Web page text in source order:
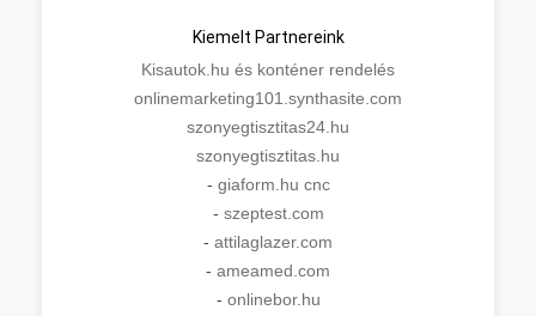
Kiemelt Partnereink
Kisautok.hu és konténer rendelés
onlinemarketing101.synthasite.com
szonyegtisztitas24.hu
szonyegtisztitas.hu
- giaform.hu cnc
- szeptest.com
- attilaglazer.com
- ameamed.com
- onlinebor.hu